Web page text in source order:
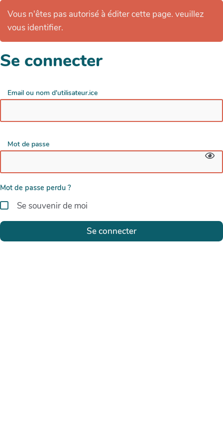
Vous n'êtes pas autorisé à éditer cette page. veuillez
vous identifier.
Se connecter
Email ou nom d'utilisateur.ice
Mot de passe
Mot de passe perdu ?
Se souvenir de moi
Se connecter